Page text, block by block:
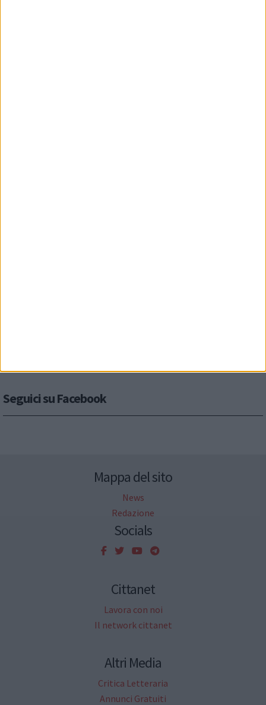
Seguici su Facebook
Mappa del sito
News
Redazione
Socials
Cittanet
Lavora con noi
Il network cittanet
Altri Media
Critica Letteraria
Annunci Gratuiti